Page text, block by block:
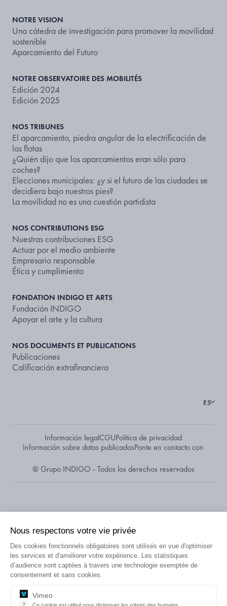
¿BUSCA UN APARCAMIENTO O
NOTRE VISION
Una cátedra de investigación para promover la movilidad
sostenible
Aparcamiento del Futuro
NOTRE OBSERVATOIRE DES MOBILITÉS
Edición 2024
Edición 2025
NOS TRIBUNES
El aparcamiento, piedra angular de la electrificación de
las flotas
¿Quién dijo que los aparcamientos eran sólo para
coches?
Elecciones municipales: ¿y si el futuro de las ciudades se
decidiera bajo nuestros pies?
La movilidad no es una cuestión partidista
NOS CONTRIBUTIONS ESG
Nuestras contribuciones ESG
Actuar por el medio ambiente
Empresario responsable
Ética y cumplimiento
FONDATION INDIGO ET ARTS
Fundación INDIGO
Apoyar el arte y la cultura
NOS DOCUMENTS ET PUBLICATIONS
Publicaciones
Calificación extrafinanciera
® Grupo INDIGO - Todos los derechos reservados
Información legalCGUPolítica de privacidad
Información sobre datos publicadosPonte en contacto con
ES
privée
sont utilisés en vue d'optimiser
expérience. Les statistiques
une technologie exemptée de
les robots des humains